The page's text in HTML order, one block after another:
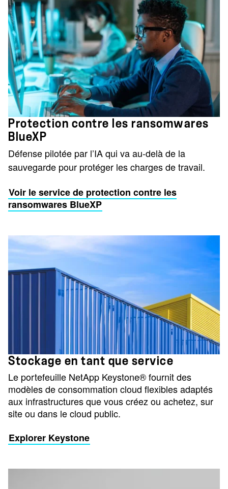
Protection contre les ransomwares
BlueXP
Défense pilotée par l’IA qui va au-delà de la
sauvegarde pour protéger les charges de travail.
Voir le service de protection contre les
ransomwares BlueXP
Stockage en tant que service
Le portefeuille NetApp Keystone® fournit des
modèles de consommation cloud flexibles adaptés
aux infrastructures que vous créez ou achetez, sur
site ou dans le cloud public.
Explorer Keystone